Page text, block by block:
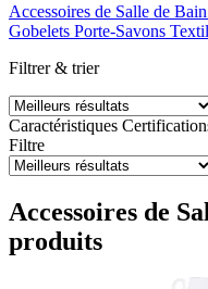
Accessoires de Salle de Bain
Gobelets Porte-Savons
Filtrer & trier
Caractéristiques
Filtre
Accessoires de
produits